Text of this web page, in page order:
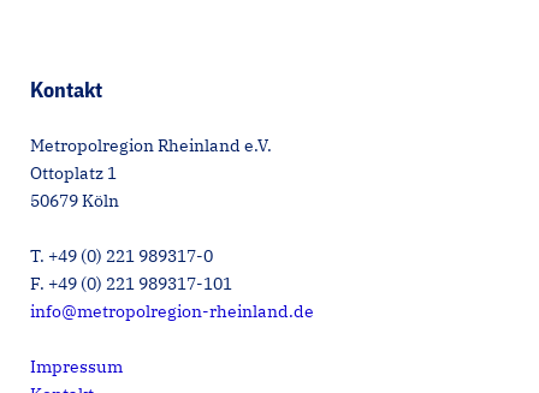
Kontakt
Metropolregion Rheinland e.V.
Ottoplatz 1
50679 Köln
T. +49 (0) 221 989317-0
F. +49 (0) 221 989317-101
info@metropolregion-rheinland.de
Impressum